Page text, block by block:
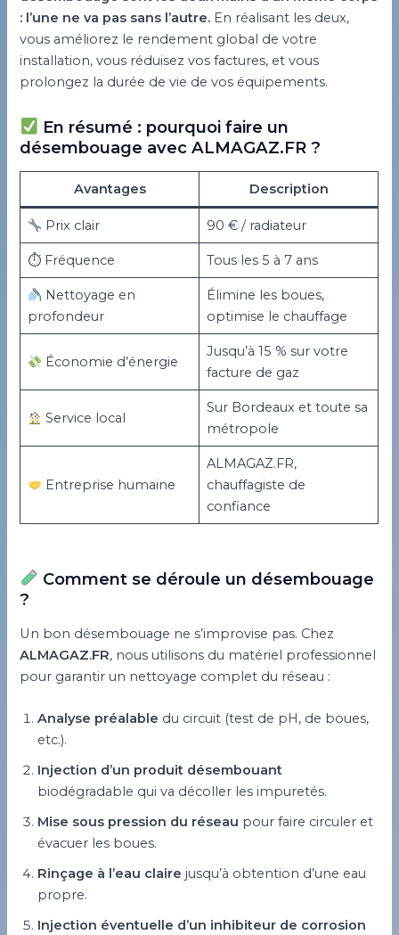
: l’une ne va pas sans l’autre. En réalisant les deux,
vous améliorez le rendement global de votre
installation, vous réduisez vos factures, et vous
prolongez la durée de vie de vos équipements.
En résumé : pourquoi faire un
désembouage avec ALMAGAZ.FR ?
Avantages Description
Prix clair 90 € / radiateur
⏱ Fréquence Tous les 5 à 7 ans
Nettoyage en
profondeur
Élimine les boues,
optimise le chauffage
Économie d’énergie
Jusqu’à 15 % sur votre
facture de gaz
Service local
Sur Bordeaux et toute sa
métropole
Entreprise humaine
ALMAGAZ.FR,
chauffagiste de
confiance
Comment se déroule un désembouage
?
Un bon désembouage ne s’improvise pas. Chez
ALMAGAZ.FR, nous utilisons du matériel professionnel
pour garantir un nettoyage complet du réseau :
Analyse préalable du circuit (test de pH, de boues,
etc.).
Injection d’un produit désembouant
biodégradable qui va décoller les impuretés.
Mise sous pression du réseau pour faire circuler et
évacuer les boues.
Rinçage à l’eau claire jusqu’à obtention d’une eau
propre.
Injection éventuelle d’un inhibiteur de corrosion